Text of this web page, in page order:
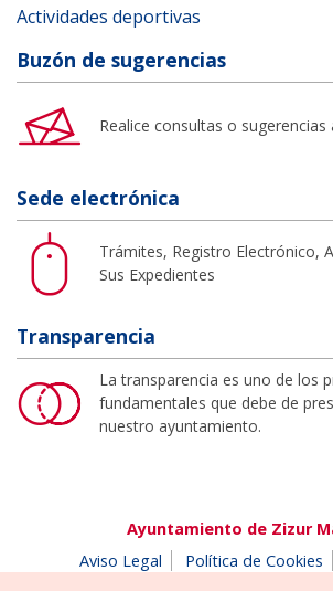
Actividades deportivas
Buzón de sugerencias
Realice consultas o
Sede electrónica
Trámites, Registro Electrónico,
Sus Expedientes
Transparencia
La transparencia es uno de los
fundamentales que debe de
nuestro ayuntamiento.
Ayuntamiento de Zizur
Aviso Legal
Política de Cookies